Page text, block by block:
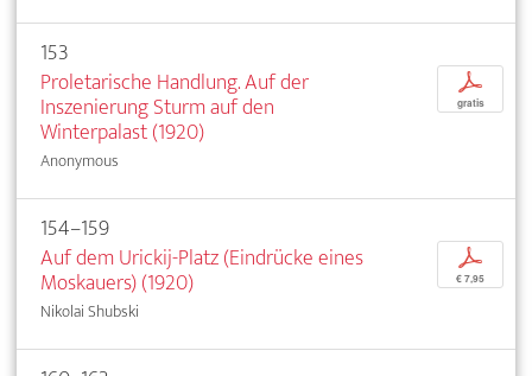
153
Proletarische Handlung. Auf der
Inszenierung Sturm auf den
Winterpalast (1920)
Anonymous
p
gratis
154–159
Auf dem Urickij-Platz (Eindrücke eines
Moskauers) (1920)
Nikolai Shubski
p
€ 7,95